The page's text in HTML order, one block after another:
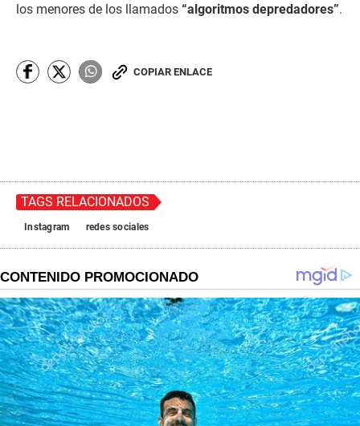
los menores de los llamados “algoritmos depredadores”.
COPIAR ENLACE
TAGS RELACIONADOS
Instagram redes sociales